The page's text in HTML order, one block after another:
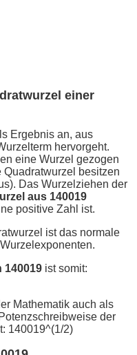
einer
Ergebnis an, aus
hervorgeht.
eine Wurzel gezogen
besitzen
Das Wurzelziehen der
aus 140019
positive Zahl ist.
ist das normale
140019 ist somit:
Mathematik auch als
der
140019^(1/2)